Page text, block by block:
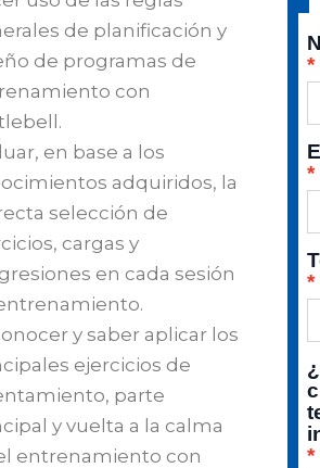
de planificación y
de programas de
con
en base a los
adquiridos, la
selección de
cargas y
en cada sesión
y saber aplicar los
ejercicios de
parte
y vuelta a la calma
entrenamiento con